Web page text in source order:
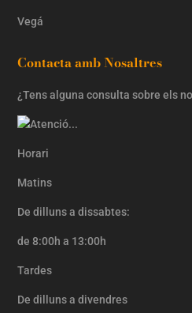
Vegá
Contacta amb Nosaltres
¿Tens alguna consulta sobre els
Horari
Matins
De dilluns a dissabtes:
de 8:00h a 13:00h
Tardes
De dilluns a divendres